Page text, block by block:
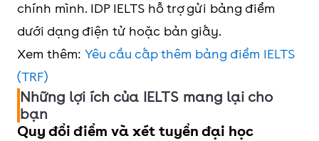
chính mình. IDP IELTS hỗ trợ gửi bảng điểm
dưới dạng điện tử hoặc bản giấy.
Xem thêm: Yêu cầu cấp thêm bảng điểm IELTS
(TRF)
Những lợi ích của IELTS mang lại cho
bạn
Quy đổi điểm và xét tuyển đại học